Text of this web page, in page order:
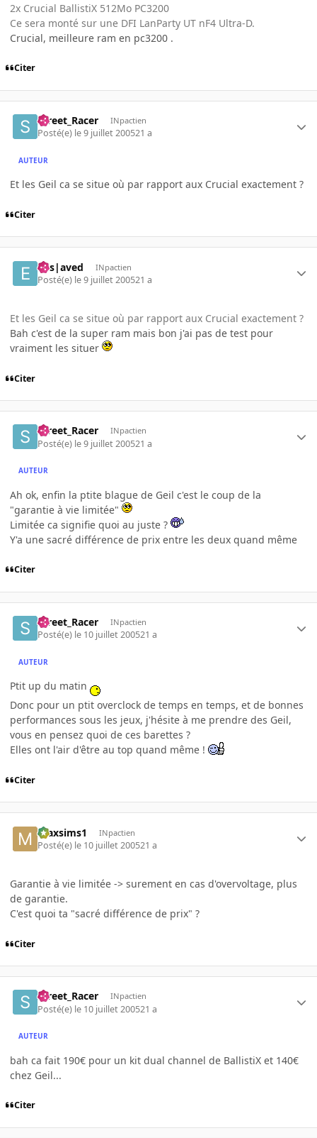
2x Crucial BallistiX 512Mo PC3200
Ce sera monté sur une DFI LanParty UT nF4 Ultra-D.
Crucial, meilleure ram en pc3200 .
Citer
Street_Racer INpactien
Posté(e) le 9 juillet 200521 a
AUTEUR
Et les Geil ca se situe où par rapport aux Crucial exactement ?
Citer
Ens|aved INpactien
Posté(e) le 9 juillet 200521 a
Et les Geil ca se situe où par rapport aux Crucial exactement ?
Bah c'est de la super ram mais bon j'ai pas de test pour
vraiment les situer
Citer
Street_Racer INpactien
Posté(e) le 9 juillet 200521 a
AUTEUR
Ah ok, enfin la ptite blague de Geil c'est le coup de la
"garantie à vie limitée"
Limitée ca signifie quoi au juste ?
Y'a une sacré différence de prix entre les deux quand même
Citer
Street_Racer INpactien
Posté(e) le 10 juillet 200521 a
AUTEUR
Ptit up du matin
Donc pour un ptit overclock de temps en temps, et de bonnes
performances sous les jeux, j'hésite à me prendre des Geil,
vous en pensez quoi de ces barettes ?
Elles ont l'air d'être au top quand même !
Citer
maxsims1 INpactien
Posté(e) le 10 juillet 200521 a
Garantie à vie limitée -> surement en cas d'overvoltage, plus
de garantie.
C'est quoi ta "sacré différence de prix" ?
Citer
Street_Racer INpactien
Posté(e) le 10 juillet 200521 a
AUTEUR
bah ca fait 190€ pour un kit dual channel de BallistiX et 140€
chez Geil...
Citer